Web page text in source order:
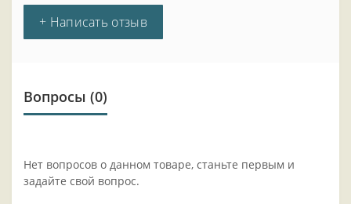
+ Написать отзыв
Вопросы (0)
Нет вопросов о данном товаре, станьте первым и
задайте свой вопрос.